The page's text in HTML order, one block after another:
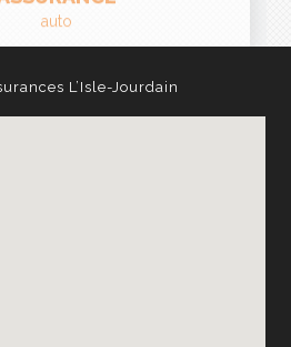
L’Isle-Jourdain